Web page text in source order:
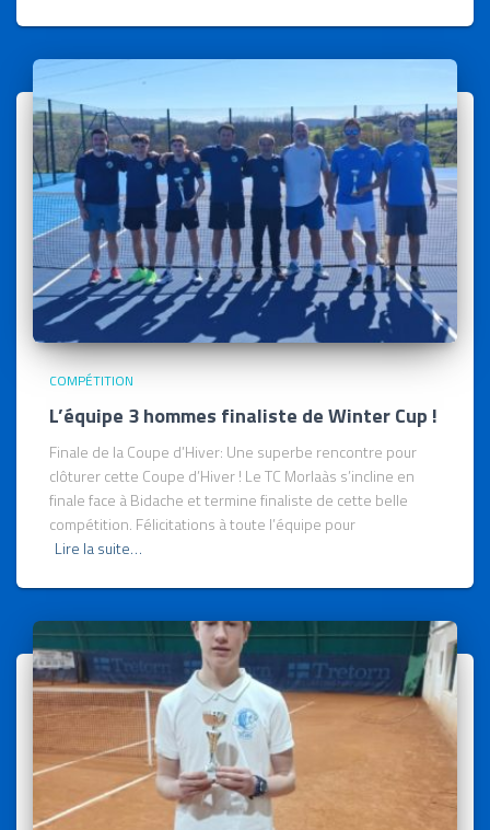
COMPÉTITION
L’équipe 3 hommes finaliste de Winter Cup !
Finale de la Coupe d’Hiver: Une superbe rencontre pour
clôturer cette Coupe d’Hiver ! Le TC Morlaàs s’incline en
finale face à Bidache et termine finaliste de cette belle
compétition. Félicitations à toute l’équipe pour
Lire la suite…